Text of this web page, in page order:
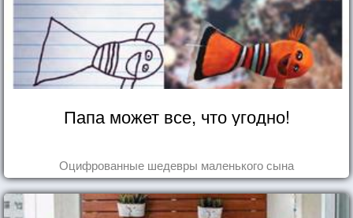
Папа может все, что угодно!
Оцифрованные шедевры маленького сына